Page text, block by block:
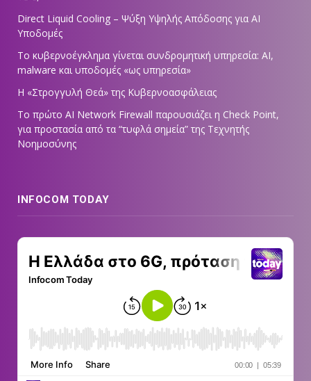
Direct Liquid Cooling – Ψύξη Υψηλής Απόδοσης για AI
Υποδομές
Το κυβερνοέγκλημα γίνεται συνδρομητική υπηρεσία: AI,
malware και υποδομές «ως υπηρεσία»
Η «Στρογγυλή Θεά» της Κυβερνοασφάλειας
Tο πρώτο AI Network Firewall παρουσιάζει η Check Point,
για προστασία από τα “τυφλά σημεία” της Τεχνητής
Νοημοσύνης
INFOCOM TODAY